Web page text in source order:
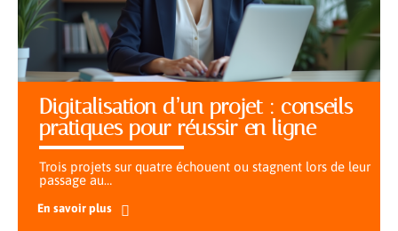
Digitalisation d’un projet : conseils
pratiques pour réussir en ligne
Trois projets sur quatre échouent ou stagnent lors de leur
passage au…
En savoir plus